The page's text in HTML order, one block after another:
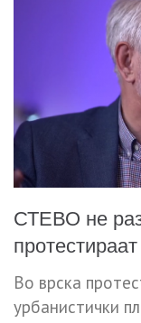
СТЕВО не
Во врска
урбанистички